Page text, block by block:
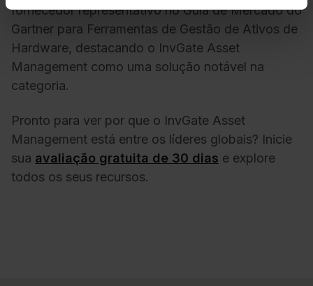
fornecedor representativo no Guia de Mercado do
Gartner para Ferramentas de Gestão de Ativos de
Hardware, destacando o InvGate Asset
Management como uma solução notável na
categoria.
Pronto para ver por que o InvGate Asset
Management está entre os líderes globais? Inicie
sua avaliação gratuita de 30 dias e explore
todos os seus recursos.